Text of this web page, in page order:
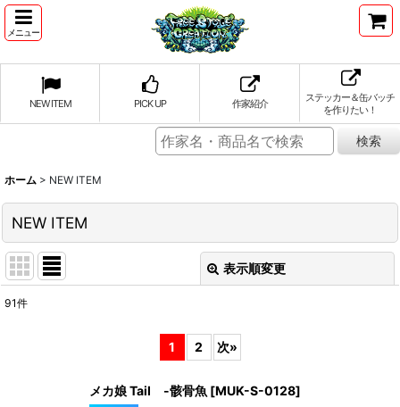
メニュー
NEW ITEM PICK UP 作家紹介
ステッカー＆缶バッチ
を作りたい！
ホーム > NEW ITEM
NEW ITEM
表示順変更
91件
1 2 次»
メカ娘 Tail -骸骨魚 [MUK-S-0128]